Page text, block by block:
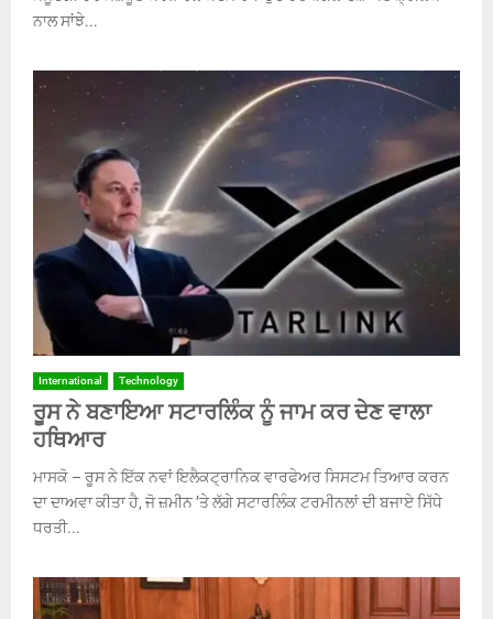
ਨਾਲ ਸਾਂਝੇ...
International Technology
ਰੂਸ ਨੇ ਬਣਾਇਆ ਸਟਾਰਲਿੰਕ ਨੂੰ ਜਾਮ ਕਰ ਦੇਣ ਵਾਲਾ
ਹਥਿਆਰ
ਮਾਸਕੋ – ਰੂਸ ਨੇ ਇੱਕ ਨਵਾਂ ਇਲੈਕਟ੍ਰਾਨਿਕ ਵਾਰਫੇਅਰ ਸਿਸਟਮ ਤਿਆਰ ਕਰਨ
ਦਾ ਦਾਅਵਾ ਕੀਤਾ ਹੈ, ਜੋ ਜ਼ਮੀਨ ’ਤੇ ਲੱਗੇ ਸਟਾਰਲਿੰਕ ਟਰਮੀਨਲਾਂ ਦੀ ਬਜਾਏ ਸਿੱਧੇ
ਧਰਤੀ...